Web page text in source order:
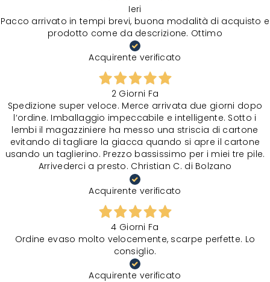
Ieri
Pacco arrivato in tempi brevi, buona modalità di acquisto e
prodotto come da descrizione. Ottimo
Acquirente verificato
2 Giorni Fa
Spedizione super veloce. Merce arrivata due giorni dopo
l‘ordine. Imballaggio impeccabile e intelligente. Sotto i
lembi il magazziniere ha messo una striscia di cartone
evitando di tagliare la giacca quando si apre il cartone
usando un taglierino. Prezzo bassissimo per i miei tre pile.
Arrivederci a presto. Christian C. di Bolzano
Acquirente verificato
4 Giorni Fa
Ordine evaso molto velocemente, scarpe perfette. Lo
consiglio.
Acquirente verificato